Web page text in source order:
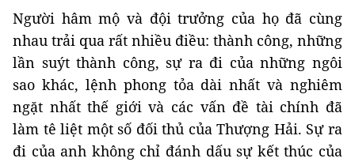
Người hâm mộ và đội trưởng của họ đã cùng
nhau trải qua rất nhiều điều: thành công, những
lần suýt thành công, sự ra đi của những ngôi
sao khác, lệnh phong tỏa dài nhất và nghiêm
ngặt nhất thế giới và các vấn đề tài chính đã
làm tê liệt một số đối thủ của Thượng Hải. Sự ra
đi của anh không chỉ đánh dấu sự kết thúc của